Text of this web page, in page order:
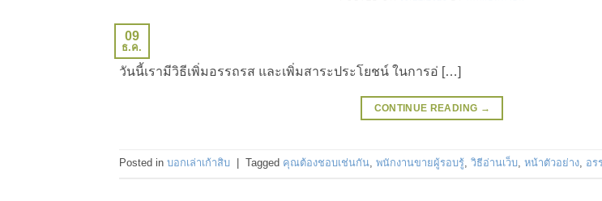
09
ธ.ค.
วันนี้เรามีวิธีเพิ่มอรรถรส และเพิ่มสาระประโยชน์ ในการอ่ […]
CONTINUE READING →
Posted in บอกเล่าเก้าสิบ Tagged คุณต้องชอบเช่นกัน, พนักงานขายผู้รอบรู้, วิธีอ่านเว็บ, หน้าตัวอย่าง, อร